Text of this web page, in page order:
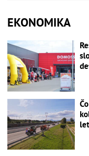
EKONOMIKA